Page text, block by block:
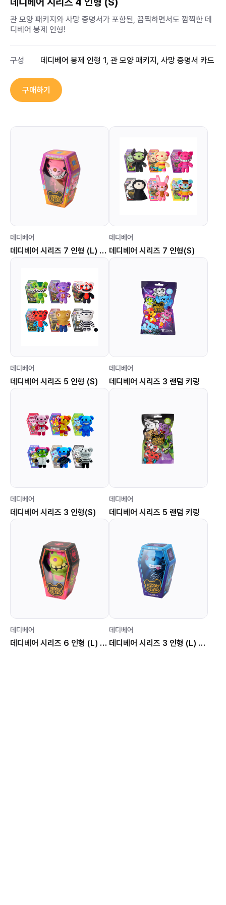
관 모양 패키지와 사망 증명서가 포함된, 끔찍하면서도 깜찍한 데
디베어 봉제 인형!
구성 데디베어 봉제 인형 1, 관 모양 패키지, 사망 증명서 카드
구매하기
데디베어
데디베어 시리즈 7 인형 (L) 달달 곰깽
데디베어
데디베어 시리즈 7 인형(S)
데디베어
데디베어 시리즈 5 인형 (S)
데디베어
데디베어 시리즈 3 랜덤 키링
데디베어
데디베어 시리즈 3 인형(S)
데디베어
데디베어 시리즈 5 랜덤 키링
데디베어
데디베어 시리즈 6 인형 (L) 구버
데디베어
데디베어 시리즈 3 인형 (L) 스키드마크